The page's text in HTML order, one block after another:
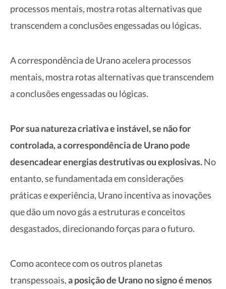
processos mentais, mostra rotas alternativas que
transcendem a conclusões engessadas ou lógicas.
A correspondência de Urano acelera processos
mentais, mostra rotas alternativas que transcendem
a conclusões engessadas ou lógicas.
Por sua natureza criativa e instável, se não for
controlada, a correspondência de Urano pode
desencadear energias destrutivas ou explosivas.No
entanto, se fundamentada em considerações
práticas e experiência, Urano incentiva as inovações
que dão um novo gás a estruturas e conceitos
desgastados, direcionando forças para o futuro.
Como acontece com os outros planetas
transpessoais,a posição de Urano no signo é menos